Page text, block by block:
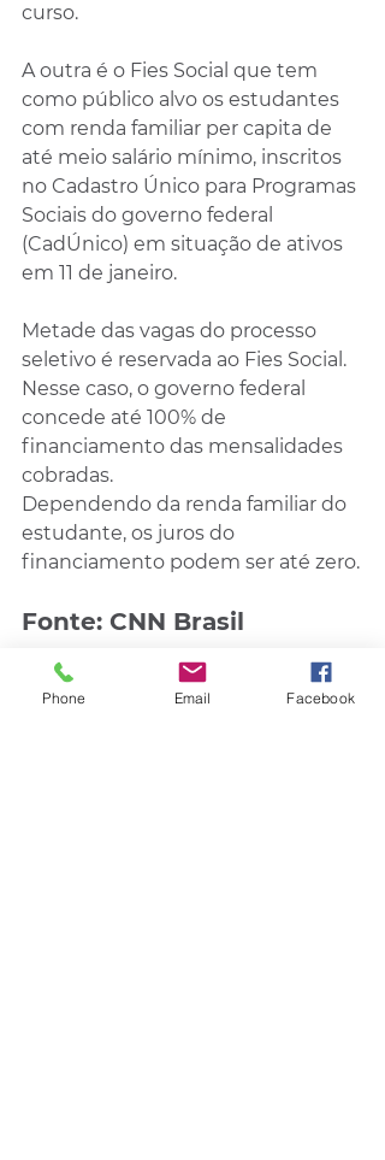
curso.
A outra é o Fies Social que tem
como público alvo os estudantes
com renda familiar per capita de
até meio salário mínimo, inscritos
no Cadastro Único para Programas
Sociais do governo federal
(CadÚnico) em situação de ativos
em 11 de janeiro.
Metade das vagas do processo
seletivo é reservada ao Fies Social.
Nesse caso, o governo federal
concede até 100% de
financiamento das mensalidades
cobradas.
Dependendo da renda familiar do
estudante, os juros do
financiamento podem ser até zero.
Fonte: CNN Brasil
Phone Email Facebook